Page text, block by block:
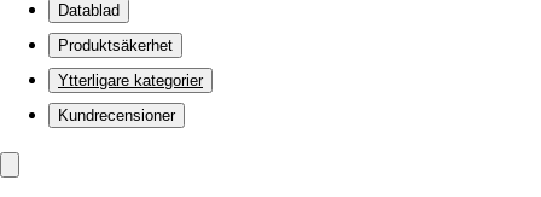
Datablad
Produktsäkerhet
Ytterligare kategorier
Kundrecensioner